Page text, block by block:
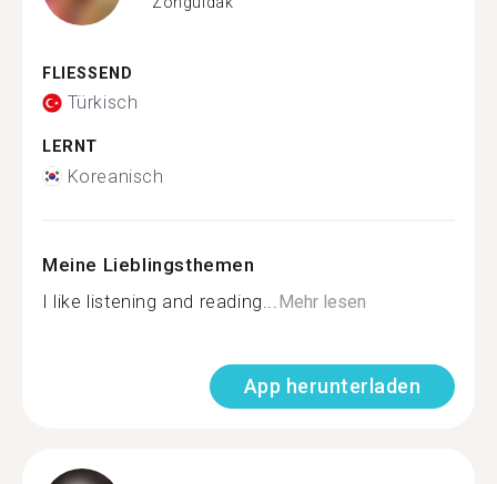
FLIESSEND
Türkisch
LERNT
Koreanisch
Meine Lieblingsthemen
I like listening and reading... Mehr lesen
App herunterladen